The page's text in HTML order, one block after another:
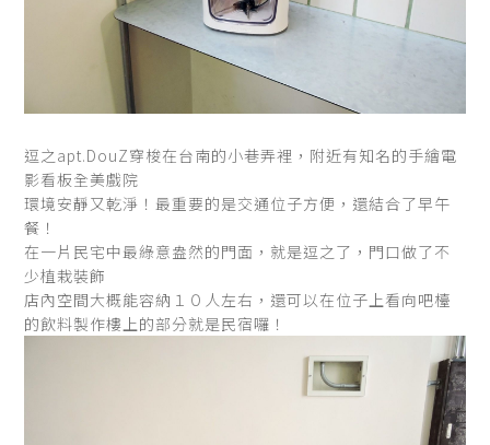
逗之apt.DouZ穿梭在台南的小巷弄裡，附近有知名的手繪電
影看板全美戲院
環境安靜又乾淨！最重要的是交通位子方便，還結合了早午
餐！
在一片民宅中最綠意盎然的門面，就是逗之了，門口做了不
少植栽裝飾
店內空間大概能容納１０人左右，還可以在位子上看向吧檯
的飲料製作樓上的部分就是民宿囉！